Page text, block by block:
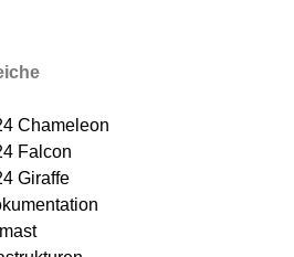
Chameleon
Falcon
Giraffe